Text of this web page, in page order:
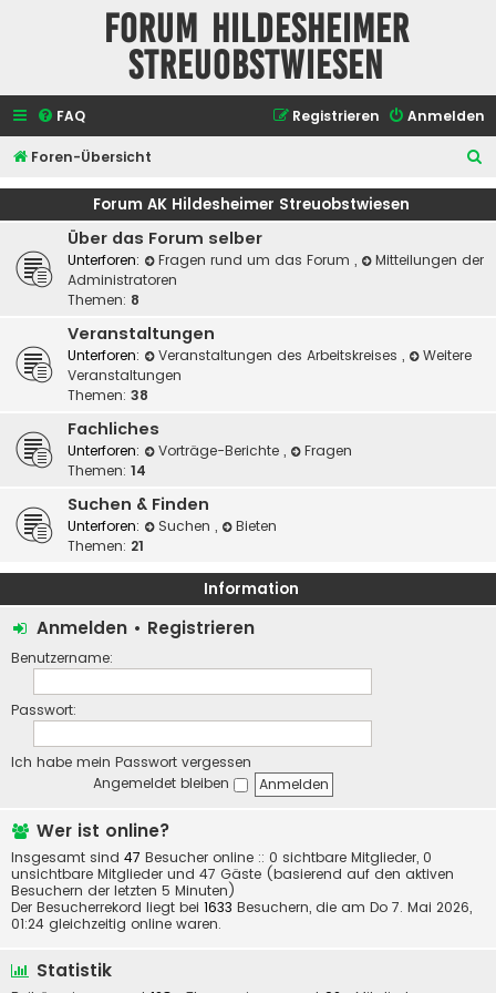
Forum Hildesheimer
Streuobstwiesen
FAQ Anmelden
Registrieren
Foren-Übersicht
u
Forum AK Hildesheimer Streuobstwiesen
Über das Forum selber
Unterforen: Fragen rund um das Forum ,
Mitteilungen der
Administratoren
Themen: 8
Veranstaltungen
Unterforen: Veranstaltungen des Arbeitskreises ,
Weitere
Veranstaltungen
Themen: 38
Fachliches
Unterforen: Vorträge-Berichte ,
Fragen
Themen: 14
Suchen & Finden
Unterforen: Suchen ,
Bieten
Themen: 21
Information
Anmelden • Registrieren
Benutzername:
Passwort:
Ich habe mein Passwort vergessen
Angemeldet bleiben
Wer ist online?
Insgesamt sind 47 Besucher online :: 0 sichtbare Mitglieder, 0
unsichtbare Mitglieder und 47 Gäste (basierend auf den aktiven
Besuchern der letzten 5 Minuten)
Der Besucherrekord liegt bei 1633 Besuchern, die am Do 7. Mai 2026,
01:24 gleichzeitig online waren.
Statistik